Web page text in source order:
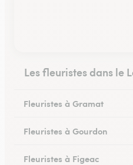
Les fleuristes dans le
Fleuristes à Gramat
Fleuristes à Gourdon
Fleuristes à Figeac